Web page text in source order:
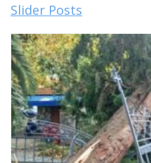
Slider Posts